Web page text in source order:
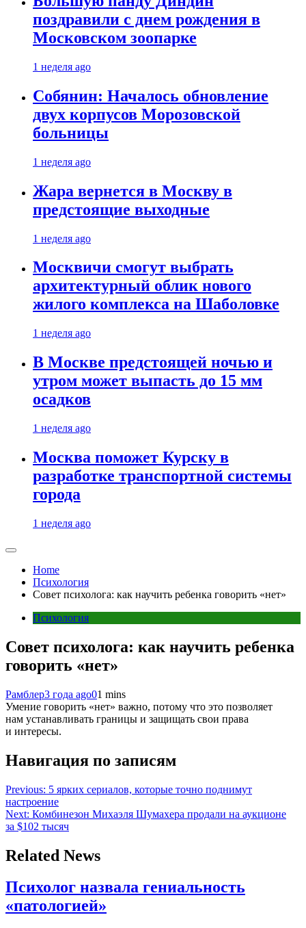
поздравили с днем рождения в
Московском зоопарке
1 неделя ago
Собянин: Началось обновление
двух корпусов Морозовской
больницы
1 неделя ago
Жара вернется в Москву в
предстоящие выходные
1 неделя ago
Москвичи смогут выбрать
архитектурный облик нового
жилого комплекса на Шаболовке
1 неделя ago
В Москве предстоящей ночью и
утром может выпасть до 15 мм
осадков
1 неделя ago
Москва поможет Курску в
разработке транспортной системы
города
1 неделя ago
Home
Психология
Совет психолога: как научить ребенка говорить «нет»
Психология
Совет психолога: как научить ребенка
говорить «нет»
Рамблер3 года ago01 mins
Умение говорить «нет» важно, потому что это позволяет
нам устанавливать границы и защищать свои права
и интересы.
Навигация по записям
Previous: 5 ярких сериалов, которые точно поднимут
настроение
Next: Комбинезон Михаэля Шумахера продали на аукционе
за $102 тысяч
Related News
Психолог назвала гениальность
«патологией»